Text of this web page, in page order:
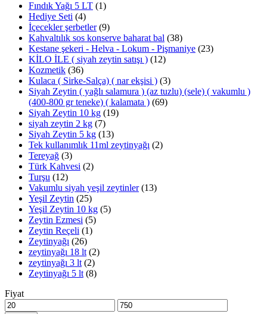
Fındık Yağı 5 LT (1)
Hediye Seti (4)
İçecekler şerbetler (9)
Kahvaltılık sos konserve baharat bal (38)
Kestane şekeri - Helva - Lokum - Pişmaniye (23)
KİLO İLE ( siyah zeytin satışı ) (12)
Kozmetik (36)
Kulaca ( Sirke-Salça) ( nar ekşisi ) (3)
Siyah Zeytin ( yağlı salamura ) (az tuzlu) (sele) ( vakumlu )
(400-800 gr teneke) ( kalamata ) (69)
Siyah Zeytin 10 kg (19)
siyah zeytin 2 kg (7)
Siyah Zeytin 5 kg (13)
Tek kullanımlık 11ml zeytinyağı (2)
Tereyağ (3)
Türk Kahvesi (2)
Turşu (12)
Vakumlu siyah yeşil zeytinler (13)
Yeşil Zeytin (25)
Yeşil Zeytin 10 kg (5)
Zeytin Ezmesi (5)
Zeytin Reçeli (1)
Zeytinyağı (26)
zeytinyağı 18 lt (2)
zeytinyağı 3 lt (2)
Zeytinyağı 5 lt (8)
Fiyat
En
En